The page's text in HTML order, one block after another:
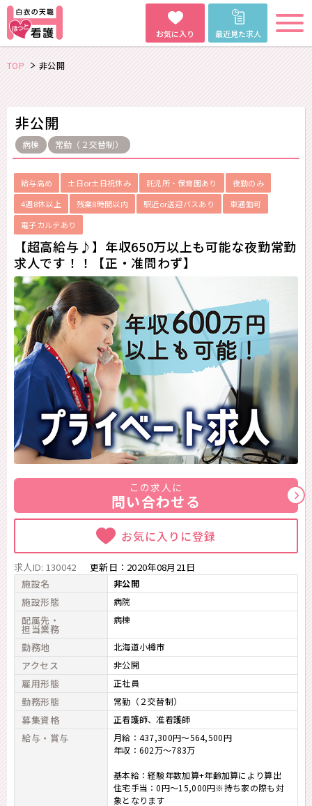
お気に入り 最近見た求人
TOP 非公開
非公開
病棟 常勤（２交替制）
給与高め 土日or土日祝休み 託児所・保育園あり
夜勤のみ
4週8休以上
残業8時間以内 駅近or送迎バスあり
車通勤可
電子カルテあり
【超高給与♪】年収650万以上も可能な夜勤常勤
求人です！！【正・准問わず】
※画像はイメージです。
この求人に
問い合わせる
お気に入りに登録
求人ID: 130042 更新日： 2020年08月21日
施設名
非公開
施設形態 病院
配属先・
担当業務
病棟
勤務地 北海道小樽市
アクセス 非公開
雇用形態 正社員
勤務形態 常勤（２交替制）
募集資格 正看護師 准看護師
給与・賞与
月給：437,300円～564,500円
年収：602万～783万
基本給：経験年数加算+年齢加算により算出
住宅手当：0円～15,000円※持ち家の際も対
象となります